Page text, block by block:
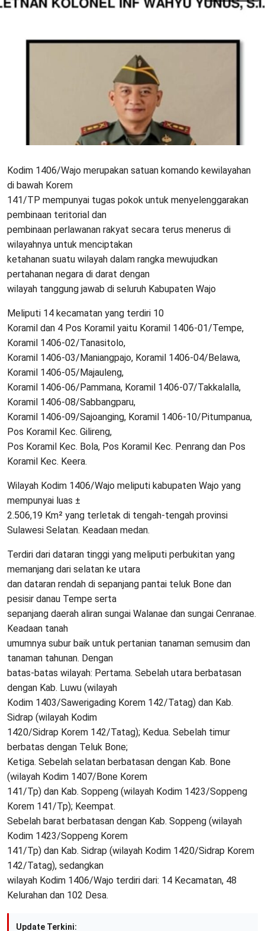
Kodim 1406/Wajo merupakan satuan komando kewilayahan
di bawah Korem
141/TP mempunyai tugas pokok untuk menyelenggarakan
pembinaan teritorial dan
pembinaan perlawanan rakyat secara terus menerus di
wilayahnya untuk menciptakan
ketahanan suatu wilayah dalam rangka mewujudkan
pertahanan negara di darat dengan
wilayah tanggung jawab di seluruh Kabupaten Wajo
Meliputi 14 kecamatan yang terdiri 10
Koramil dan 4 Pos Koramil yaitu Koramil 1406-01/Tempe,
Koramil 1406-02/Tanasitolo,
Koramil 1406-03/Maniangpajo, Koramil 1406-04/Belawa,
Koramil 1406-05/Majauleng,
Koramil 1406-06/Pammana, Koramil 1406-07/Takkalalla,
Koramil 1406-08/Sabbangparu,
Koramil 1406-09/Sajoanging, Koramil 1406-10/Pitumpanua,
Pos Koramil Kec. Gilireng,
Pos Koramil Kec. Bola, Pos Koramil Kec. Penrang dan Pos
Koramil Kec. Keera.
Wilayah Kodim 1406/Wajo meliputi kabupaten Wajo yang
mempunyai luas ±
2.506,19 Km² yang terletak di tengah-tengah provinsi
Sulawesi Selatan. Keadaan medan.
Terdiri dari dataran tinggi yang meliputi perbukitan yang
memanjang dari selatan ke utara
dan dataran rendah di sepanjang pantai teluk Bone dan
pesisir danau Tempe serta
sepanjang daerah aliran sungai Walanae dan sungai Cenranae.
Keadaan tanah
umumnya subur baik untuk pertanian tanaman semusim dan
tanaman tahunan. Dengan
batas-batas wilayah: Pertama. Sebelah utara berbatasan
dengan Kab. Luwu (wilayah
Kodim 1403/Sawerigading Korem 142/Tatag) dan Kab.
Sidrap (wilayah Kodim
1420/Sidrap Korem 142/Tatag); Kedua. Sebelah timur
berbatas dengan Teluk Bone;
Ketiga. Sebelah selatan berbatasan dengan Kab. Bone
(wilayah Kodim 1407/Bone Korem
141/Tp) dan Kab. Soppeng (wilayah Kodim 1423/Soppeng
Korem 141/Tp); Keempat.
Sebelah barat berbatasan dengan Kab. Soppeng (wilayah
Kodim 1423/Soppeng Korem
141/Tp) dan Kab. Sidrap (wilayah Kodim 1420/Sidrap Korem
142/Tatag), sedangkan
wilayah Kodim 1406/Wajo terdiri dari: 14 Kecamatan, 48
Kelurahan dan 102 Desa.
Update Terkini: